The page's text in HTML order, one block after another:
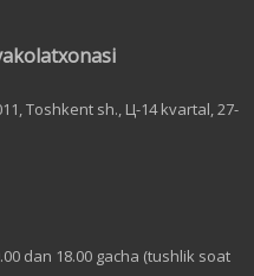
Toshkent sh., Ц-14 kvartal, 27-
dan 18.00 gacha (tushlik soat